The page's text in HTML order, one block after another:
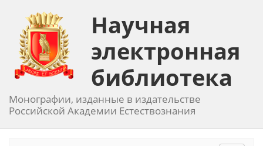
Научная
электронная
библиотека
Монографии, изданные в издательстве
Российской Академии Естествознания